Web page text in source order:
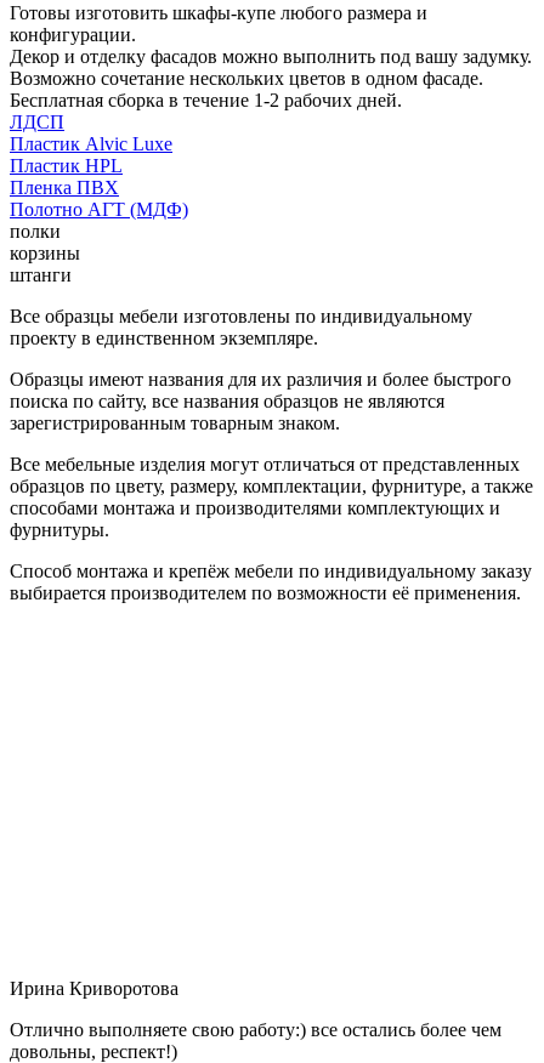
Готовы изготовить шкафы-купе любого размера и
конфигурации.
Декор и отделку фасадов можно выполнить под вашу задумку.
Возможно сочетание нескольких цветов в одном фасаде.
Бесплатная сборка в течение 1-2 рабочих дней.
ЛДСП
Пластик Alvic Luxe
Пластик HPL
Пленка ПВХ
Полотно АГТ (МДФ)
полки
корзины
штанги
Все образцы мебели изготовлены по индивидуальному
проекту в единственном экземпляре.
Образцы имеют названия для их различия и более быстрого
поиска по сайту, все названия образцов не являются
зарегистрированным товарным знаком.
Все мебельные изделия могут отличаться от представленных
образцов по цвету, размеру, комплектации, фурнитуре, а также
способами монтажа и производителями комплектующих и
фурнитуры.
Способ монтажа и крепёж мебели по индивидуальному заказу
выбирается производителем по возможности её применения.
Ирина Криворотова
Отлично выполняете свою работу:) все остались более чем
довольны, респект!)